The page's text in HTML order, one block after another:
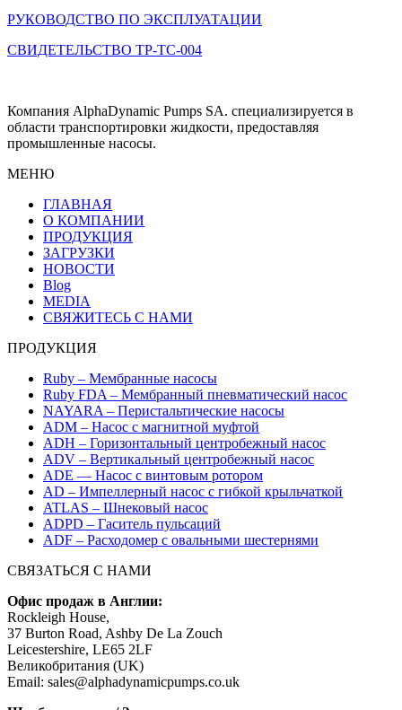
РУКОВОДСТВО ПО ЭКСПЛУАТАЦИИ
СВИДЕТЕЛЬСТВО ТР-ТС-004
Компания AlphaDynamic Pumps SA. специализируется в
области транспортировки жидкости, предоставляя
промышленные насосы.
МЕНЮ
ГЛАВНАЯ
О КОМПАНИИ
ПРОДУКЦИЯ
ЗАГРУЗКИ
НОВОСТИ
Blog
MEDIA
СВЯЖИТЕСЬ С НАМИ
ПРОДУКЦИЯ
Ruby – Мембранные насосы
Ruby FDA – Мембранный пневматический насос
NAYARA – Перистальтические насосы
ADM – Насос с магнитной муфтой
ADH – Горизонтальный центробежный насос
ADV – Вертикальный центробежный насос
ADE — Насос с винтовым ротором
AD – Импеллерный насос с гибкой крыльчаткой
ATLAS – Шнековый насос
ADPD – Гаситель пульсаций
ADF – Расходомер с овальными шестернями
СВЯЗАТЬСЯ С НАМИ
Офис продаж в Англии:
Rockleigh House,
37 Burton Road, Ashby De La Zouch
Leicestershire, LE65 2LF
Великобритания (UK)
Email: sales@alphadynamicpumps.co.uk